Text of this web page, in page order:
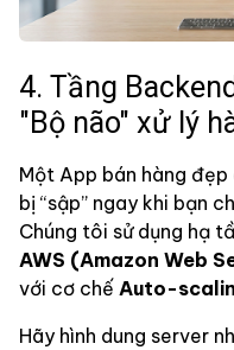
4. Tầng
"Bộ não" xử lý
Một App bán hàng
bị “sập” ngay khi bạn
Chúng tôi sử dụng hạ
AWS (Amazon Web
với cơ chế Auto-
Hãy hình dung server